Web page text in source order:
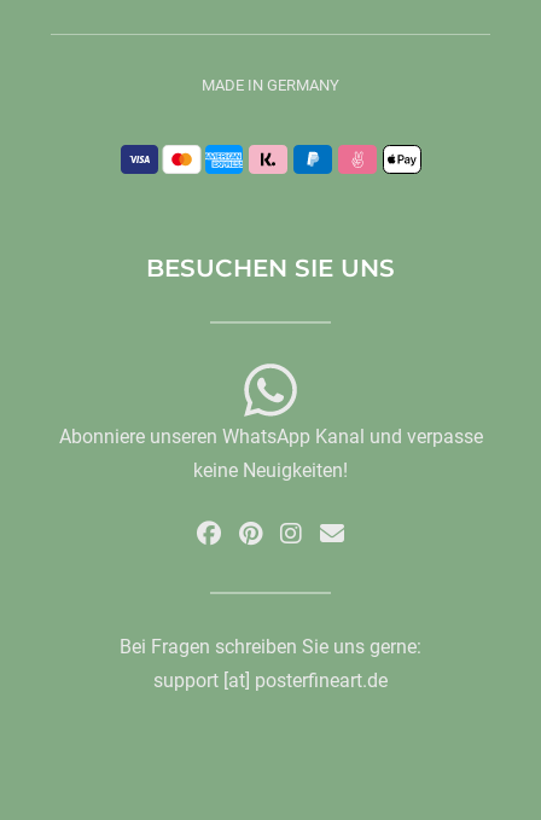
MADE IN GERMANY
BESUCHEN SIE UNS
Abonniere unseren WhatsApp Kanal und verpasse
keine Neuigkeiten!
Bei Fragen schreiben Sie uns gerne:
support [at] posterfineart.de